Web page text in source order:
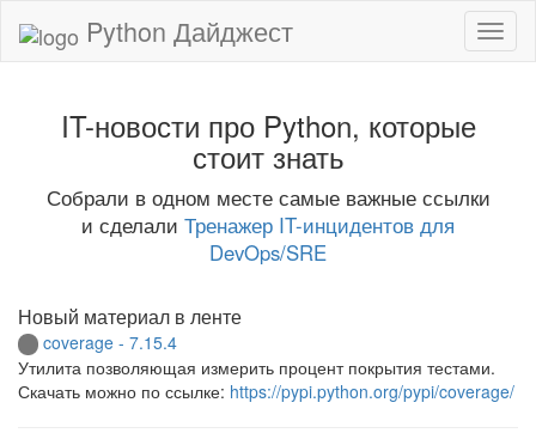
Python Дайджест
IT-новости про Python, которые
стоит знать
Собрали в одном месте самые важные ссылки
и сделали Тренажер IT-инцидентов для
DevOps/SRE
Новый материал в ленте
coverage - 7.15.4
Утилита позволяющая измерить процент покрытия тестами.
Скачать можно по ссылке: https://pypi.python.org/pypi/coverage/